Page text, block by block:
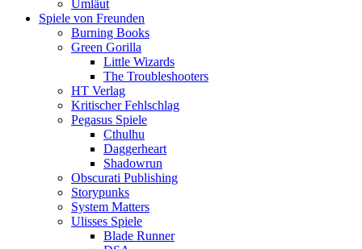
Umläut
Spiele von Freunden
Burning Books
Green Gorilla
Little Wizards
The Troubleshooters
HT Verlag
Kritischer Fehlschlag
Pegasus Spiele
Cthulhu
Daggerheart
Shadowrun
Obscurati Publishing
Storypunks
System Matters
Ulisses Spiele
Blade Runner